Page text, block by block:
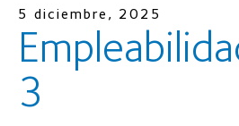
5 diciembre, 2025
3